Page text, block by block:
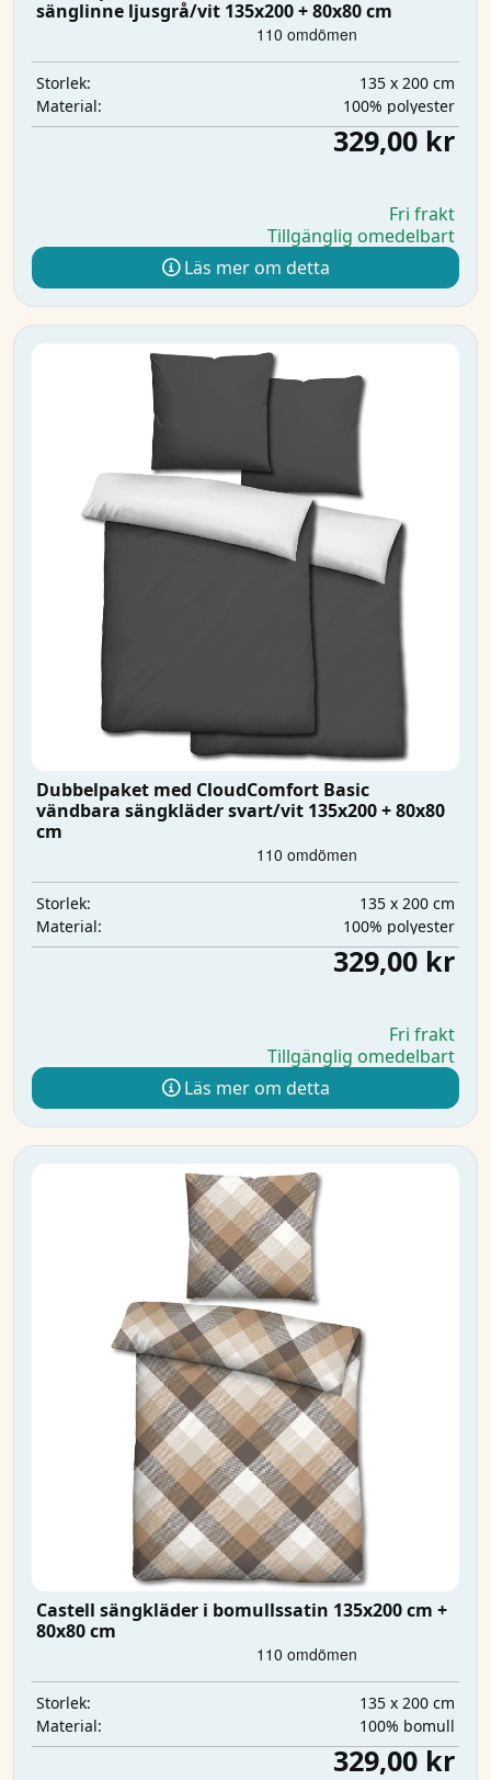
sänglinne ljusgrå/vit 135x200 + 80x80 cm
Storlek:
135 x 200 cm
Material:
100% polyester
329,00 kr
Fri frakt
Tillgänglig omedelbart
Läs mer om detta
Dubbelpaket med CloudComfort Basic
vändbara sängkläder svart/vit 135x200 + 80x80
cm
Storlek:
135 x 200 cm
Material:
100% polyester
329,00 kr
Fri frakt
Tillgänglig omedelbart
Läs mer om detta
Castell sängkläder i bomullssatin 135x200 cm +
80x80 cm
Storlek:
135 x 200 cm
Material:
100% bomull
329,00 kr